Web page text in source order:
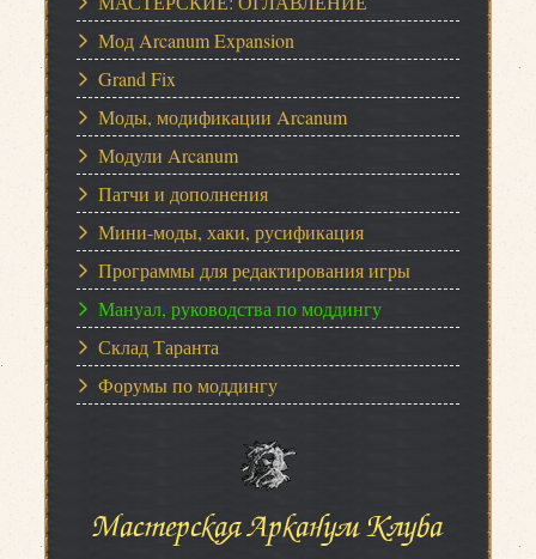
Мод Arcanum Expansion
Grand Fix
Моды, модификации Arcanum
Модули Arcanum
Патчи и дополнения
Мини-моды, хаки, русификация
Программы для редактирования игры
Мануал, руководства по моддингу
Склад Таранта
Форумы по моддингу
Мастерская Арканум Клуба